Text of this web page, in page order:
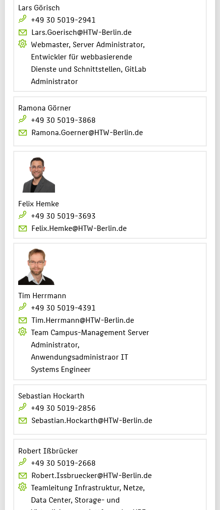
Lars Görisch
+49 30 5019-2941
Lars.Goerisch@HTW-Berlin.de
Webmaster, Server Administrator,
Entwickler für webbasierende
Dienste und Schnittstellen, GitLab
Administrator
Ramona Görner
+49 30 5019-3868
Ramona.Goerner@HTW-Berlin.de
Felix Hemke
+49 30 5019-3693
Felix.Hemke@HTW-Berlin.de
Tim Herrmann
+49 30 5019-4391
Tim.Herrmann@HTW-Berlin.de
Team Campus-Management Server
Administrator,
Anwendungsadministraor IT
Systems Engineer
Sebastian Hockarth
+49 30 5019-2856
Sebastian.Hockarth@HTW-Berlin.de
Robert Ißbrücker
+49 30 5019-2668
Robert.Issbruecker@HTW-Berlin.de
Teamleitung Infrastruktur, Netze,
Data Center, Storage- und